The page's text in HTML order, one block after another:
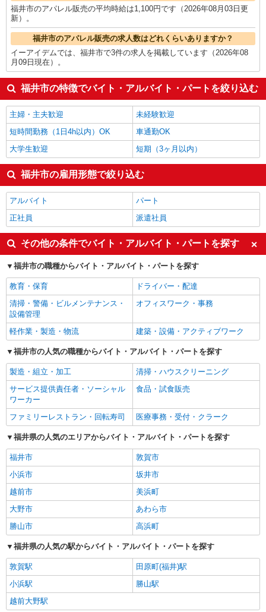
福井市のアパレル販売の平均時給は1,100円です（2026年08月03日更
新）。
福井市のアパレル販売の求人数はどれくらいありますか？
イーアイデムでは、福井市で3件の求人を掲載しています（2026年08
月09日現在）。
福井市の特徴でバイト・アルバイト・パートを絞り込む
主婦・主夫歓迎
未経験歓迎
短時間勤務（1日4h以内）OK
車通勤OK
大学生歓迎
短期（3ヶ月以内）
福井市の雇用形態で絞り込む
アルバイト
パート
正社員
派遣社員
その他の条件でバイト・アルバイト・パートを探す
福井市の職種からバイト・アルバイト・パートを探す
教育・保育
ドライバー・配達
清掃・警備・ビルメンテナンス・
設備管理
オフィスワーク・事務
軽作業・製造・物流 建築・設備・アクティブワーク
福井市の人気の職種からバイト・アルバイト・パートを探す
製造・組立・加工
清掃・ハウスクリーニング
サービス提供責任者・ソーシャル
ワーカー
食品・試食販売
ファミリーレストラン・回転寿司 医療事務・受付・クラーク
福井県の人気のエリアからバイト・アルバイト・パートを探す
福井市
敦賀市
小浜市
坂井市
越前市
美浜町
大野市
あわら市
勝山市
高浜町
福井県の人気の駅からバイト・アルバイト・パートを探す
敦賀駅
田原町(福井)駅
小浜駅
勝山駅
越前大野駅